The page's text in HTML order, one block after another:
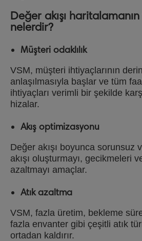
Değer akışı
nelerdir?
Müşteri odaklılık
VSM, müşteri ihtiyaçlarının
anlaşılmasıyla başlar ve tüm
ihtiyaçları verimli bir şekilde
hizalar.
Akış optimizasyonu
Değer akışı boyunca sorunsuz
akışı oluşturmayı, gecikmeleri
azaltmayı amaçlar.
Atık azaltma
VSM, fazla üretim, bekleme
fazla envanter gibi çeşitli atık
ortadan kaldırır.